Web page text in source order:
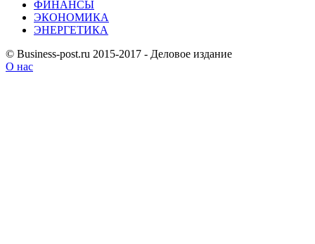
ФИНАНСЫ
ЭКОНОМИКА
ЭНЕРГЕТИКА
© Business-post.ru 2015-2017 - Деловое издание
О нас